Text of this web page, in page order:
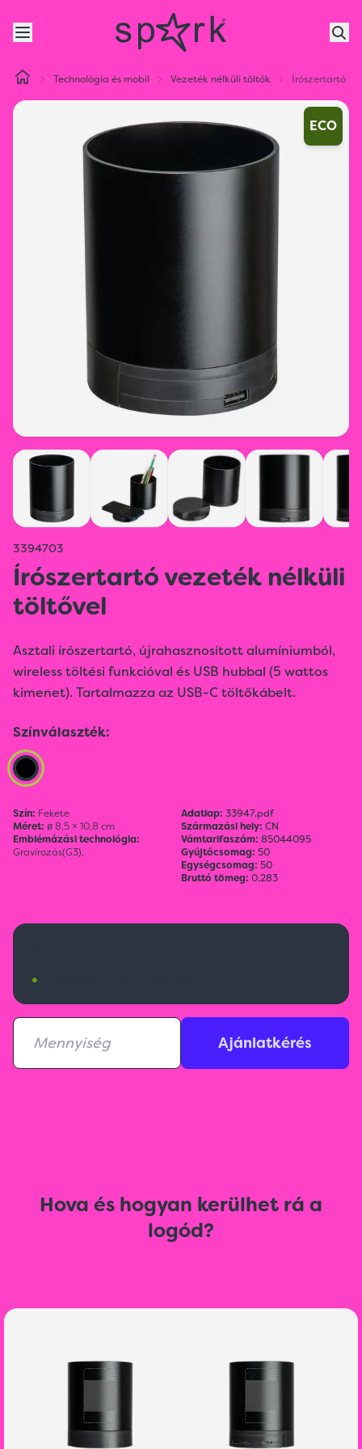
Technológia és mobil Vezeték nélküli töltők Írószertartó
ECO
3394703
Írószertartó vezeték nélküli
töltővel
Asztali írószertartó, újrahasznosított alumíniumból,
wireless töltési funkcióval és USB hubbal (5 wattos
kimenet). Tartalmazza az USB-C töltőkábelt.
Színválaszték:
Szín: Fekete
Méret: ø 8,5 × 10,8 cm
Emblémázási technológia:
Gravírozás(G3),
Adatlap: 33947.pdf
Származási hely: CN
Vámtarifaszám: 85044095
Gyűjtőcsomag: 50
Egységcsomag: 50
Bruttó tömeg: 0.283
•
Ajánlatkérés
Hova és hogyan kerülhet rá a
logód?